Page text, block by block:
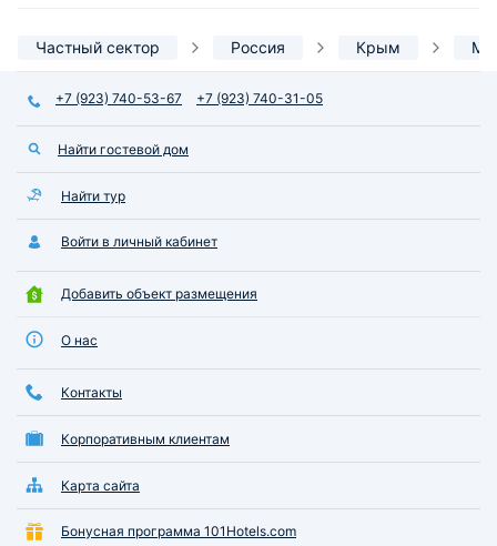
Частный сектор Россия Крым
+7 (923) 740-53-67 +7 (923) 740-31-05
Найти гостевой дом
Найти тур
Войти в личный кабинет
Добавить объект размещения
О нас
Контакты
Корпоративным клиентам
Карта сайта
Бонусная программа 101Hotels.com